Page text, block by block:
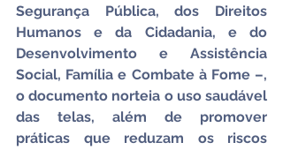
Segurança Pública, dos Direitos
Humanos e da Cidadania, e do
Desenvolvimento e Assistência
Social, Família e Combate à Fome –,
o documento norteia o uso saudável
das telas, além de promover
práticas que reduzam os riscos